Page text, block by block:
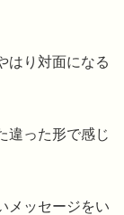
はり対面になる
違った形で感じ
メッセージをい